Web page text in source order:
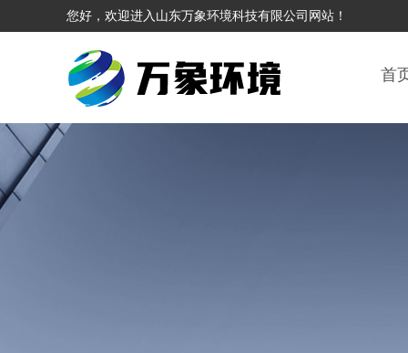
您好，欢迎进入山东万象环境科技有限公司网站！
首